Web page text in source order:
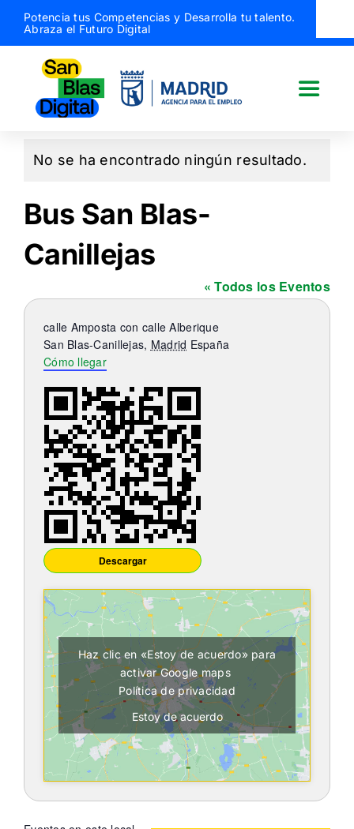
Saltar
contenido
Potencia tus Competencias y Desarrolla tu talento.
Abraza el Futuro Digital
Toggle
¿Qué hacemos?
Actividades
Itinerarios
Mediateca
Contacto
Buscar:
Aviso
No se ha encontrado ningún resultado.
Bus San Blas-
Canillejas
« Todos los Eventos
Dirección
calle Amposta con calle Alberique
San Blas-Canillejas, Madrid España
Cómo llegar
Descargar
Haz clic en «Estoy de acuerdo» para
activar Google maps
Política de privacidad
Estoy de acuerdo